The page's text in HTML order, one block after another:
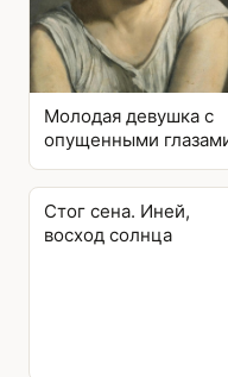
Молодая девушка с
опущенными
Стог сена. Иней,
восход солнца